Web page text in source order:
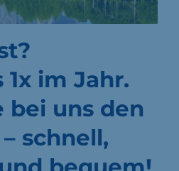
im Jahr.
bei uns den
schnell,